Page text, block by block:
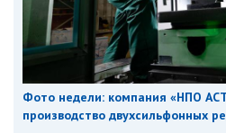
Фото недели: компания «НПО
производство двухсильфонных